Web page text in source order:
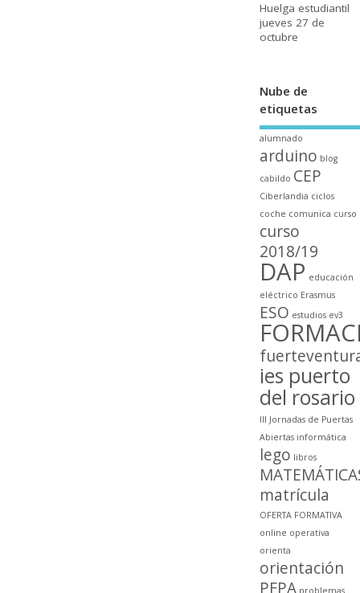
Huelga estudiantil
jueves 27 de
octubre
Nube de
etiquetas
alumnado
arduino blog
cabildo CEP
Ciberlandia ciclos
coche comunica curso
curso
2018/19
DAP educación
eléctrico Erasmus
ESO estudios ev3
ies puerto
del rosario
III Jornadas de Puertas
Abiertas informática
lego libros
matrícula
OFERTA FORMATIVA
online operativa
orienta
orientación
PFPA